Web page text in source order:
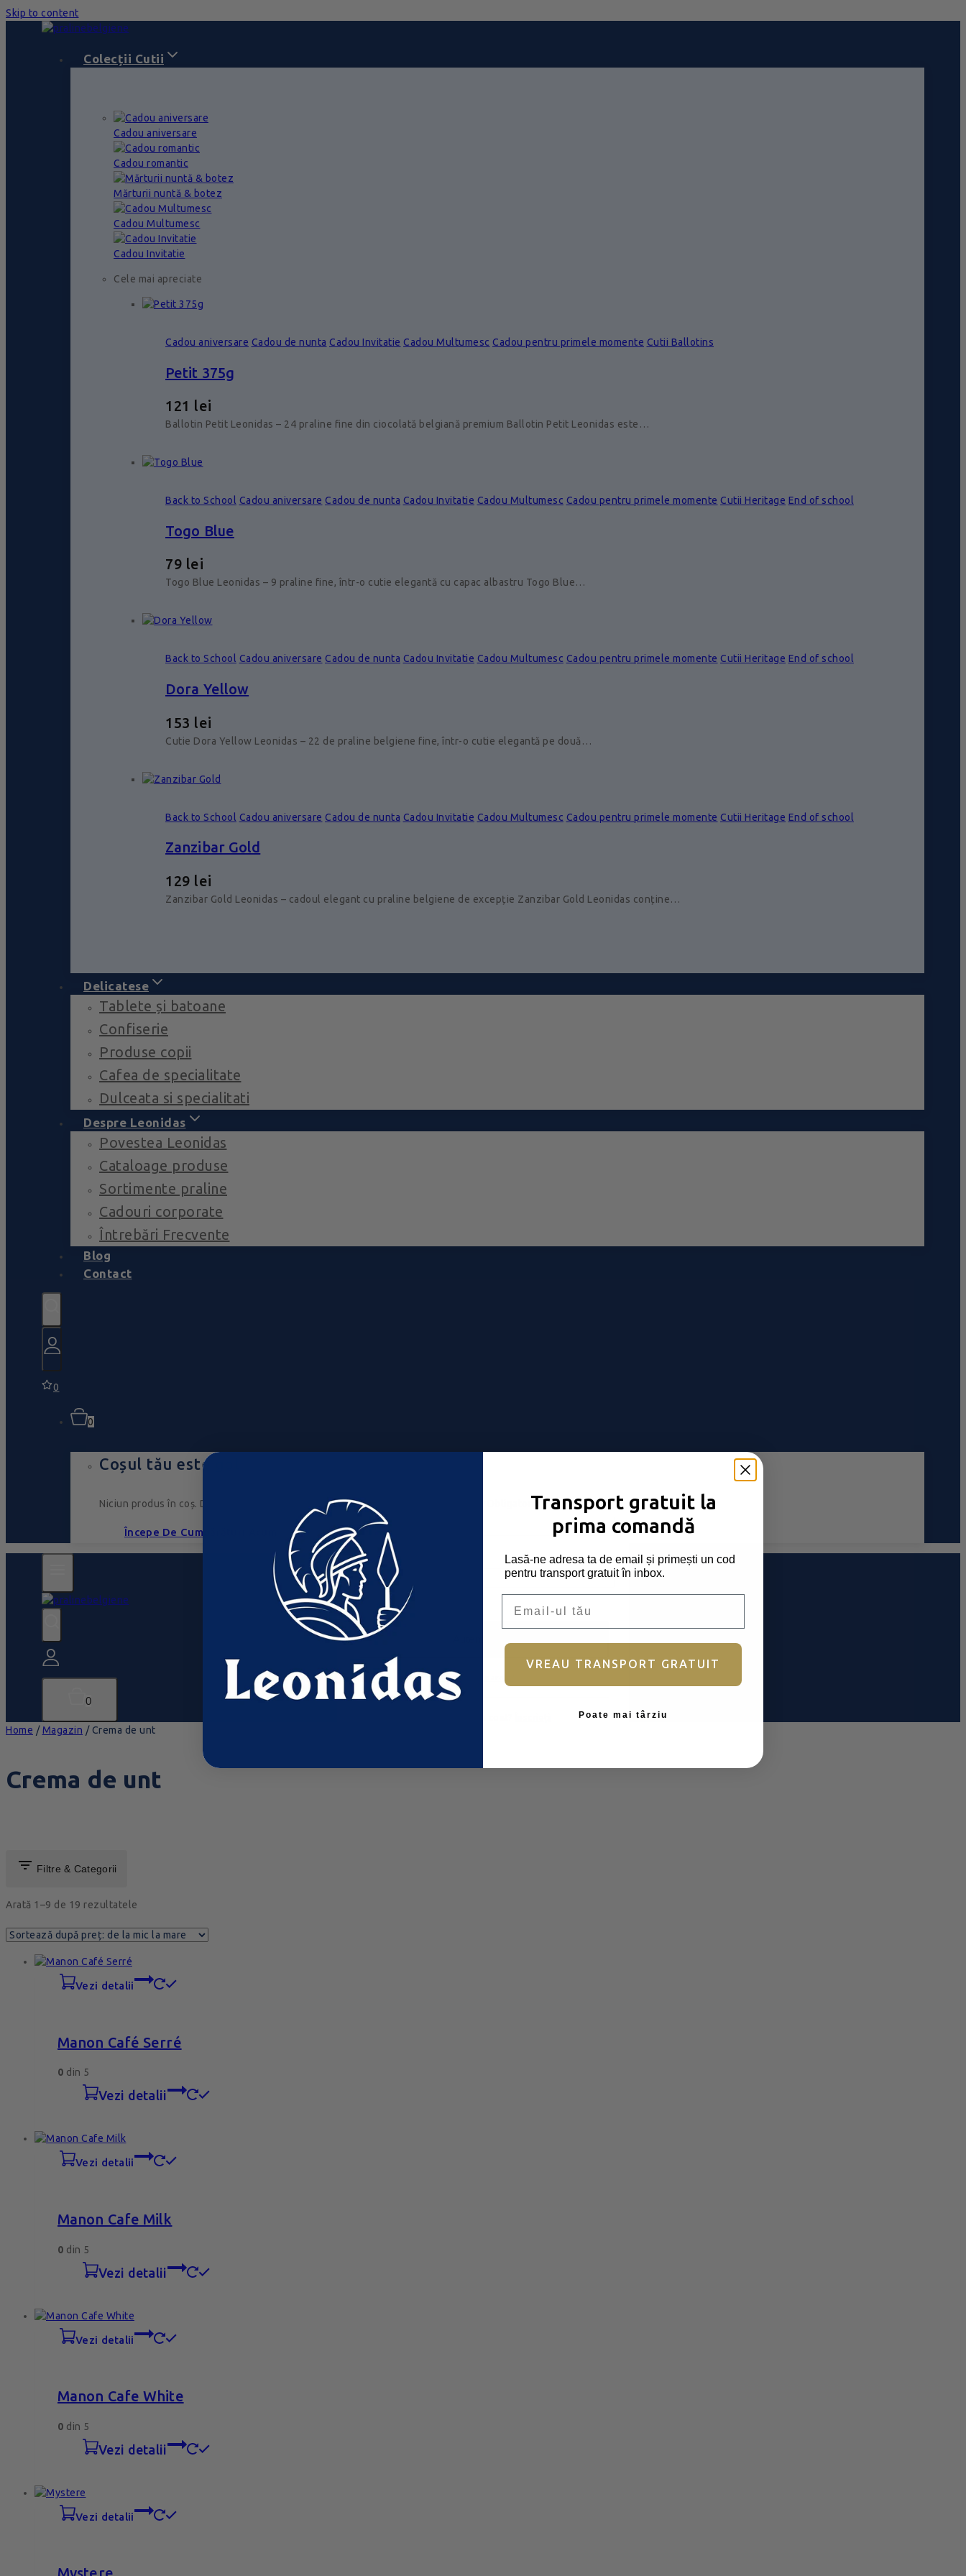
Skip to content
Colecții Cutii
Cadou aniversare
Cadou romantic
Mărturii nuntă & botez
Cadou Multumesc
Cadou Invitatie
Cele mai apreciate
Cadou aniversare Cadou de nunta Cadou Invitatie Cadou Multumesc Cadou pentru primele momente Cutii Ballotins
Petit 375g
121 lei
Ballotin Petit Leonidas – 24 praline fine din ciocolată belgiană premium Ballotin Petit Leonidas este…
Back to School Cadou aniversare Cadou de nunta Cadou Invitatie Cadou Multumesc Cadou pentru primele momente Cutii Heritage End of school
Togo Blue
79 lei
Togo Blue Leonidas – 9 praline fine, într-o cutie elegantă cu capac albastru Togo Blue…
Back to School Cadou aniversare Cadou de nunta Cadou Invitatie Cadou Multumesc Cadou pentru primele momente Cutii Heritage End of school
Dora Yellow
153 lei
Cutie Dora Yellow Leonidas – 22 de praline belgiene fine, într-o cutie elegantă pe două…
Back to School Cadou aniversare Cadou de nunta Cadou Invitatie Cadou Multumesc Cadou pentru primele momente Cutii Heritage End of school
Zanzibar Gold
129 lei
Zanzibar Gold Leonidas – cadoul elegant cu praline belgiene de excepție Zanzibar Gold Leonidas conține…
Delicatese
Tablete și batoane
Confiserie
Produse copii
Cafea de specialitate
Dulceata si specialitati
Despre Leonidas
Povestea Leonidas
Cataloage produse
Sortimente praline
Cadouri corporate
Întrebări Frecvente
Blog
Contact
0
0
Coșul tău este gol
Niciun produs în coș. Du-te, umple-l cu ceva ce-ți place!
Începe De Cumpărături Acum
0
Home / Magazin / Crema de unt
Crema de unt
Filtre & Categorii
Arată 1–9 de 19 rezultatele
vezi detalii
Manon Café Serré
0 din 5
vezi detalii
vezi detalii
Manon Cafe Milk
0 din 5
vezi detalii
vezi detalii
Manon Cafe White
0 din 5
vezi detalii
vezi detalii
Nume utilizator sau email
Parolă *Obligatoriu
Ține-mă minte
Ai uitat parola?
Transport gratuit la
prima comandă
Lasă-ne adresa ta de email și primești un cod
pentru transport gratuit în inbox.
VREAU TRANSPORT GRATUIT
Poate mai târziu